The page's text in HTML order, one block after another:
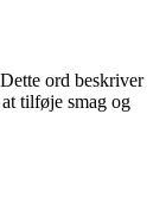
ord beskriver
tilføje smag og